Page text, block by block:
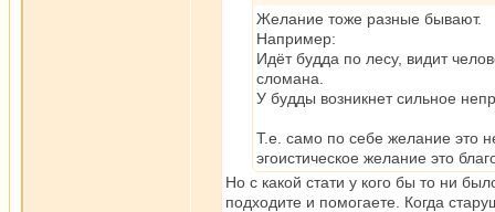
Желание тоже разные бывают.
Например:
Идёт будда по лесу, видит
сломана.
У будды возникнет сильное
Т.е. само по себе желание это
эгоистическое желание это
Но с какой стати у кого бы то ни
подходите и помогаете. Когда